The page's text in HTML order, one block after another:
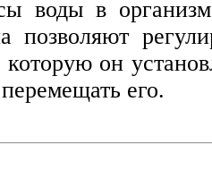
воды в
позволяют
он
его.